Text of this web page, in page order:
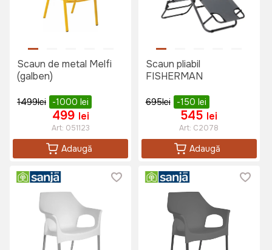
Scaun de metal Melfi
(galben)
1499lei -1000 lei
499 lei
Art: 051123
Adaugă
Scaun pliabil
FISHERMAN
695lei -150 lei
545 lei
Art: C2078
Adaugă